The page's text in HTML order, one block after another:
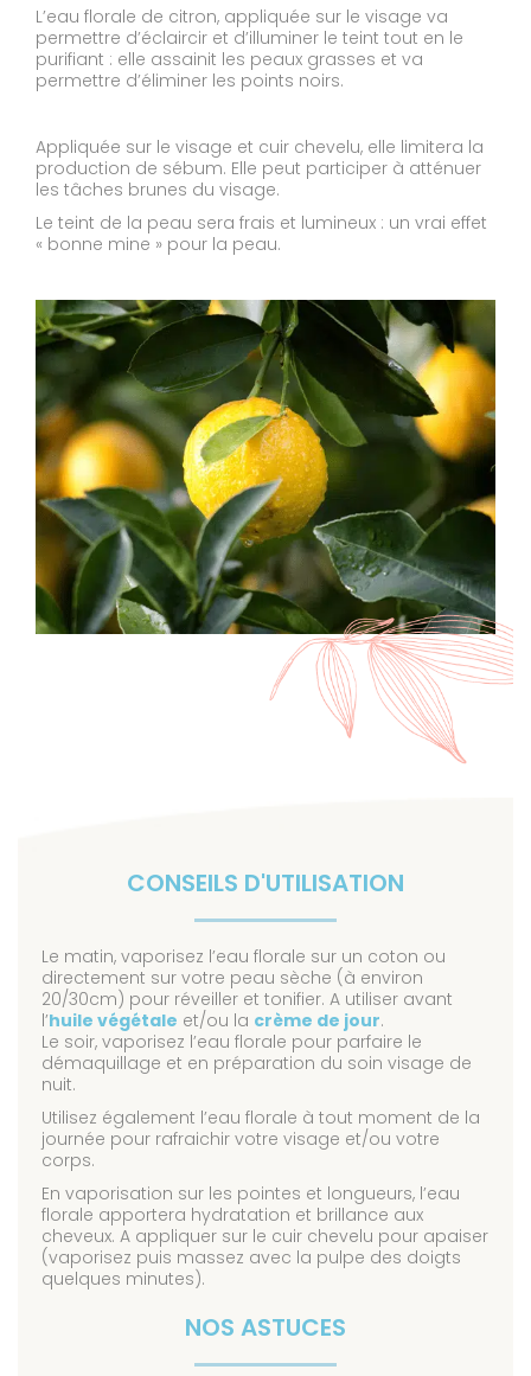
L’eau florale de citron, appliquée sur le visage va
permettre d’éclaircir et d’illuminer le teint tout en le
purifiant : elle assainit les peaux grasses et va
permettre d’éliminer les points noirs.
Appliquée sur le visage et cuir chevelu, elle limitera la
production de sébum. Elle peut participer à atténuer
les tâches brunes du visage.
Le teint de la peau sera frais et lumineux : un vrai effet
« bonne mine » pour la peau.
CONSEILS D'UTILISATION
Le matin, vaporisez l’eau florale sur un coton ou
directement sur votre peau sèche (à environ
20/30cm) pour réveiller et tonifier. A utiliser avant
l’huile végétale et/ou la crème de jour.
Le soir, vaporisez l’eau florale pour parfaire le
démaquillage et en préparation du soin visage de
nuit.
Utilisez également l’eau florale à tout moment de la
journée pour rafraichir votre visage et/ou votre
corps.
En vaporisation sur les pointes et longueurs, l’eau
florale apportera hydratation et brillance aux
cheveux. A appliquer sur le cuir chevelu pour apaiser
(vaporisez puis massez avec la pulpe des doigts
quelques minutes).
NOS ASTUCES